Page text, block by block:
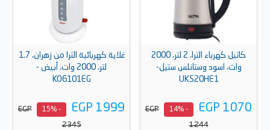
كاتيل كهرباء الترا، 2 لتر، 2000
وات، اسود وستانلس ستيل-
UKS20HE1
EGP 1070
- 14%
EGP
1244
غلاية كهربائية الترا من زهران، 1.7
لتر، 2000 وات، أبيض -
KO6101EG
EGP 1999
- 15%
EGP
2345